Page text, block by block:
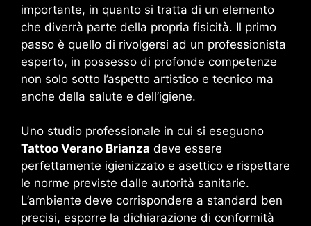
importante, in quanto si tratta di un elemento
che diverrà parte della propria fisicità. Il primo
passo è quello di rivolgersi ad un professionista
esperto, in possesso di profonde competenze
non solo sotto l’aspetto artistico e tecnico ma
anche della salute e dell’igiene.
Uno studio professionale in cui si eseguono
Tattoo Verano Brianza deve essere
perfettamente igienizzato e asettico e rispettare
le norme previste dalle autorità sanitarie.
L’ambiente deve corrispondere a standard ben
precisi, esporre la dichiarazione di conformità